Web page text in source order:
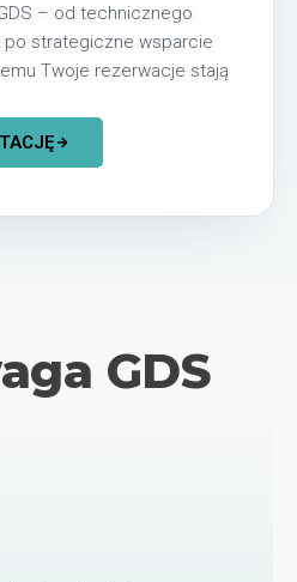
– od technicznego
po strategiczne wsparcie
Twoje rezerwacje stają
GDS